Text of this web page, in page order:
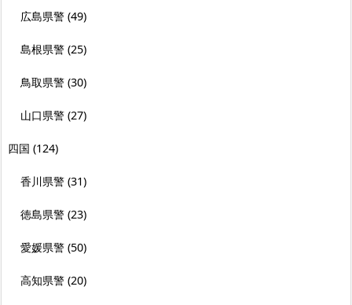
広島県警 (49)
島根県警 (25)
鳥取県警 (30)
山口県警 (27)
四国 (124)
香川県警 (31)
徳島県警 (23)
愛媛県警 (50)
高知県警 (20)